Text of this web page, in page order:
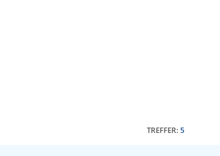
TREFFER: 5